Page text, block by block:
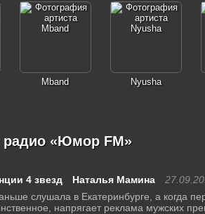
Mband Nyusha
«Юмор FM»
Наталья Мамина
слушала в Екатеринбурге, а когда
напрягает реклама мужских